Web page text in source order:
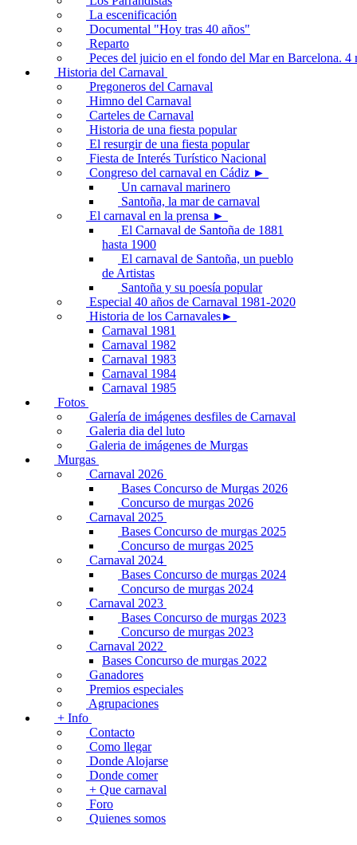
La escenificación
Documental "Hoy tras 40 años"
Reparto
Peces del juicio en el fondo del Mar en Barcelona. 4
Historia del Carnaval
Pregoneros del Carnaval
Himno del Carnaval
Carteles de Carnaval
Historia de una fiesta popular
El resurgir de una fiesta popular
Fiesta de Interés Turístico Nacional
Congreso del carnaval en Cádiz ►
Un carnaval marinero
Santoña, la mar de carnaval
El carnaval en la prensa ►
El Carnaval de Santoña de 1881
hasta 1900
El carnaval de Santoña, un pueblo
de Artistas
Santoña y su poesía popular
Especial 40 años de Carnaval 1981-2020
Historia de los Carnavales►
Carnaval 1981
Carnaval 1982
Carnaval 1983
Carnaval 1984
Carnaval 1985
Fotos
Galería de imágenes desfiles de Carnaval
Galeria dia del luto
Galeria de imágenes de Murgas
Murgas
Carnaval 2026
Bases Concurso de Murgas 2026
Concurso de murgas 2026
Carnaval 2025
Bases Concurso de murgas 2025
Concurso de murgas 2025
Carnaval 2024
Bases Concurso de murgas 2024
Concurso de murgas 2024
Carnaval 2023
Bases Concurso de murgas 2023
Concurso de murgas 2023
Carnaval 2022
Bases Concurso de murgas 2022
Ganadores
Premios especiales
Agrupaciones
+ Info
Contacto
Como llegar
Donde Alojarse
Donde comer
+ Que carnaval
Foro
Quienes somos